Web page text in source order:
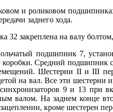
и роликовом
заднего хода.
32 закреплена на валу
подшипник 7,
Средний подшипник с
Шестерни II и III
на вал. Все эти
9 и 13
валом. На заднем конце
кроме шестерен